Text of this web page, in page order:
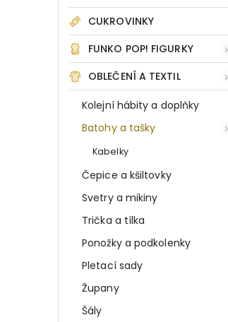
CUKROVINKY
FUNKO POP! FIGURKY
OBLEČENÍ A TEXTIL
Kolejní hábity a doplňky
Batohy a tašky
Kabelky
Čepice a kšiltovky
Svetry a mikiny
Trička a tílka
Ponožky a podkolenky
Pletací sady
Župany
Šály